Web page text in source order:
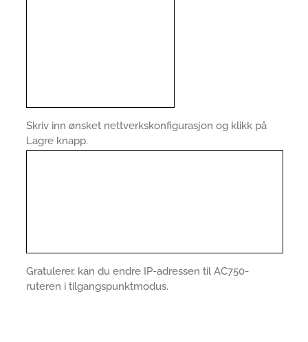
Skriv inn ønsket nettverkskonfigurasjon og klikk på
Lagre knapp.
Gratulerer, kan du endre IP-adressen til AC750-
ruteren i tilgangspunktmodus.